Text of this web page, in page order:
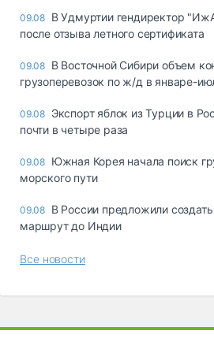
09.08 В Удмуртии гендиректор
после отзыва летного сертификата
09.08 В Восточной Сибири объем
грузоперевозок по ж/д в январе-
09.08 Экспорт яблок из Турции в
почти в четыре раза
09.08 Южная Корея начала поиск
морского пути
09.08 В России предложили
маршрут до Индии
Все новости